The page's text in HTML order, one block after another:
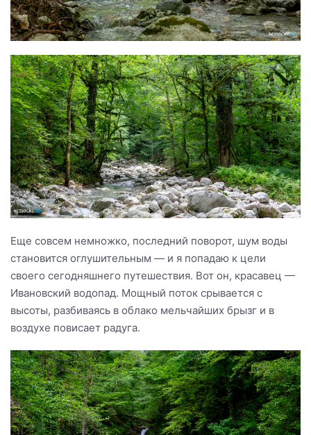
Еще совсем немножко, последний поворот, шум воды
становится оглушительным — и я попадаю к цели
своего сегодняшнего путешествия. Вот он, красавец —
Ивановский водопад. Мощный поток срывается с
высоты, разбиваясь в облако мельчайших брызг и в
воздухе повисает радуга.